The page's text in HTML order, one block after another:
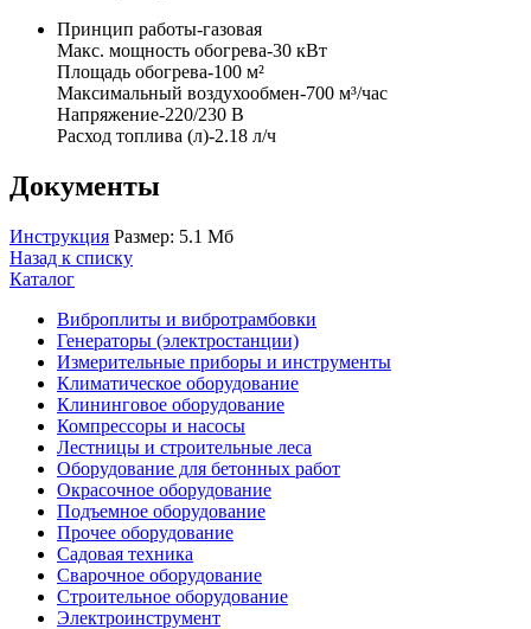
Принцип работы-газовая
Макс. мощность обогрева-30 кВт
Площадь обогрева-100 м²
Максимальный воздухообмен-700 м³/час
Напряжение-220/230 В
Расход топлива (л)-2.18 л/ч
Документы
Инструкция Размер: 5.1 Мб
Назад к списку
Каталог
Виброплиты и вибротрамбовки
Генераторы (электростанции)
Измерительные приборы и инструменты
Климатическое оборудование
Клининговое оборудование
Компрессоры и насосы
Лестницы и строительные леса
Оборудование для бетонных работ
Окрасочное оборудование
Подъемное оборудование
Прочее оборудование
Садовая техника
Сварочное оборудование
Строительное оборудование
Электроинструмент